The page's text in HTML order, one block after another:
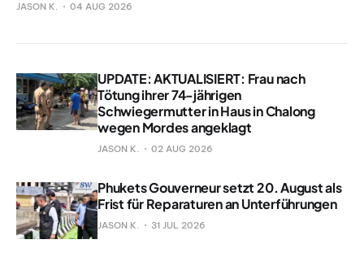
JASON K. 04 AUG 2026
UPDATE: AKTUALISIERT: Frau nach
Tötung ihrer 74-jährigen
Schwiegermutter in Haus in Chalong
wegen Mordes angeklagt
JASON K. 02 AUG 2026
Phukets Gouverneur setzt 20. August als
Frist für Reparaturen an Unterführungen
JASON K. 31 JUL 2026